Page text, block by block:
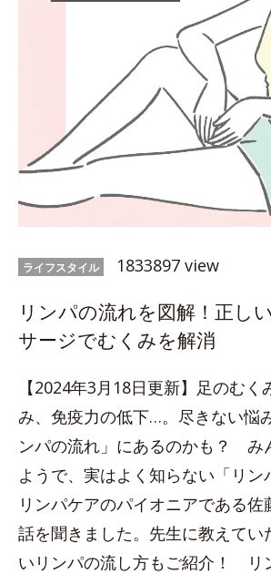
ライフスタイル 1833897 view
リンパの流れを図解！正し
サージでむくみを解消
【2024年3月18日更新】足のむく
み、免疫力の低下…。尽きない悩
ンパの流れ」にあるのかも？ み
ようで、実はよく知らない「リン
リンパケアのパイオニアである佐
話を聞きました。先生に教えてい
いリンパの流し方もご紹介！ リ